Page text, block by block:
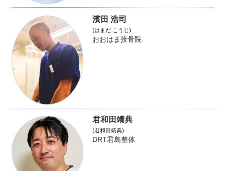
濱田 浩司
(はまだ こうじ)
おおはま接骨院
君和田靖典
(君和田靖典)
DRT君島整体